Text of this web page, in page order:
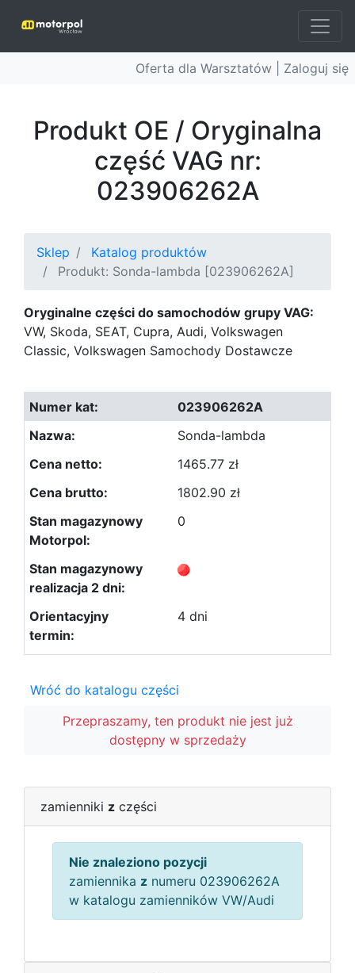
Oferta dla Warsztatów | Zaloguj się
Produkt OE / Oryginalna
część VAG nr:
023906262A
Sklep
Katalog produktów
Produkt: Sonda-lambda [023906262A]
Oryginalne części do samochodów grupy VAG:
VW, Skoda, SEAT, Cupra, Audi, Volkswagen
Classic, Volkswagen Samochody Dostawcze
023906262A
Sonda-lambda
1465.77 zł
1802.90 zł
0
4 dni
Wróć do katalogu części
Przepraszamy, ten produkt nie jest już
dostępny w sprzedaży
zamienniki z części
Nie znaleziono pozycji
zamiennika z numeru 023906262A
w katalogu zamienników VW/Audi